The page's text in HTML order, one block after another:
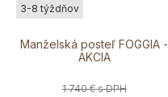
Manželská posteľ FOGGIA -
AKCIA
3-8 týždňov
1 740 €s DPH